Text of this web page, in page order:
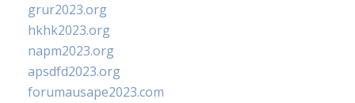
grur2023.org
hkhk2023.org
napm2023.org
apsdfd2023.org
forumausape2023.com